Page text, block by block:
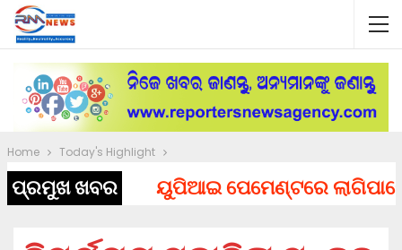
Home Today's Highlight
ପ୍ରମୁଖ ଖବରୟୁପିଆଇ ପେମେଣ୍ଟରେ ଲାଗିପାରେ